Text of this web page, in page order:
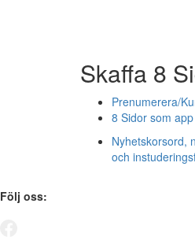
Skaffa 8
Prenumerera/
8 Sidor som app
Nyhetskorsord,
och
Följ oss: